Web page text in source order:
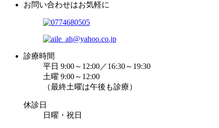
お問い合わせはお気軽に
診療時間
平日 9:00～12:00／16:30～19:30
土曜 9:00～12:00
（最終土曜は午後も診療）
休診日
日曜・祝日